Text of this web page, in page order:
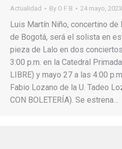
Actualidad By O F B 24 mayo, 2023
Luis Martín Niño, concertino de
de Bogotá, será el solista en
pieza de Lalo en dos
3:00 p.m. en la Catedral
LIBRE) y mayo 27 a las 4:00
Fabio Lozano de la U. Tadeo
CON BOLETERÍA). Se estrena…